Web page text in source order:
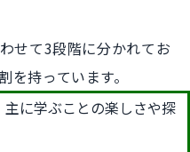
せて3段階に分かれてお
を持っています。
主に学ぶことの楽しさや探